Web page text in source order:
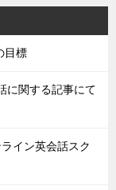
目標
に関する記事にて
イン英会話スク